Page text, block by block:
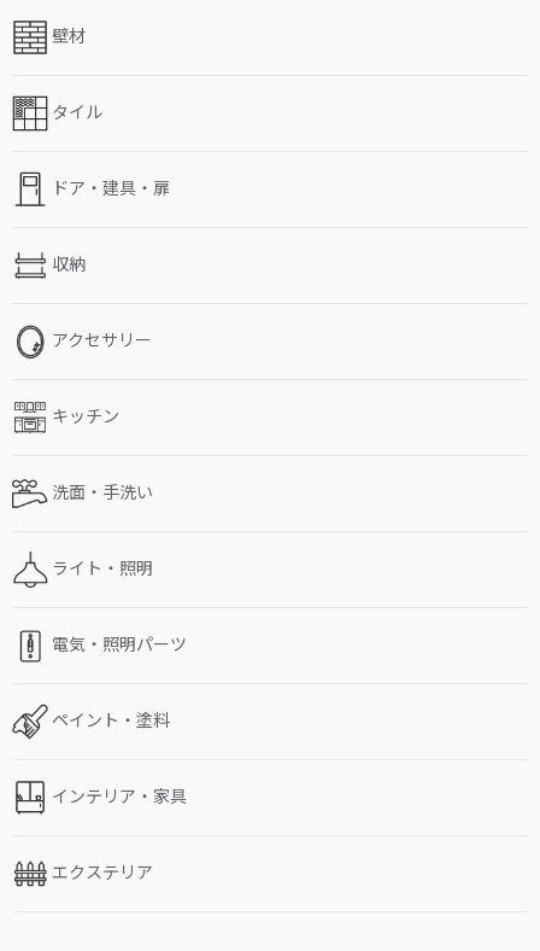
壁材
タイル
ドア・建具・扉
収納
アクセサリー
キッチン
洗面・手洗い
ライト・照明
電気・照明パーツ
ペイント・塗料
インテリア・家具
エクステリア